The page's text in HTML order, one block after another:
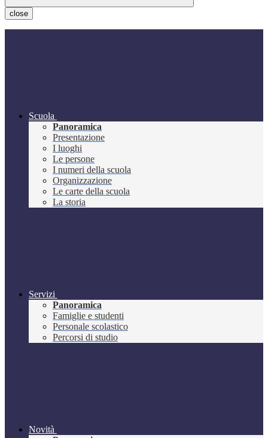
close
Scuola
Panoramica
Presentazione
I luoghi
Le persone
I numeri della scuola
Organizzazione
Le carte della scuola
La storia
Servizi
Panoramica
Famiglie e studenti
Personale scolastico
Percorsi di studio
Novità